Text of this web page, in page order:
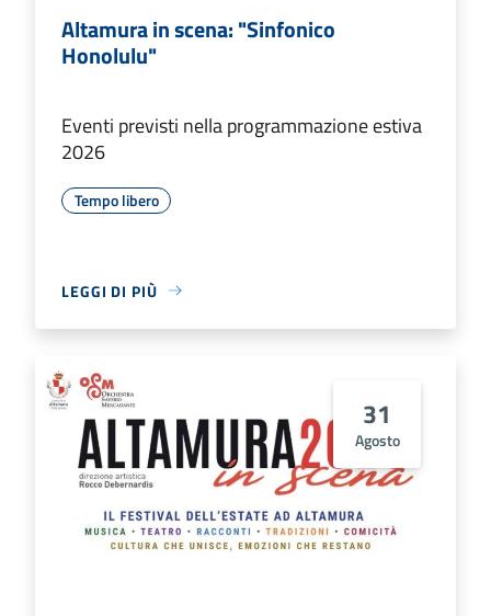
Altamura in scena: "Sinfonico
Honolulu"
Eventi previsti nella programmazione estiva
2026
Tempo libero
LEGGI DI PIÙ
31
Agosto